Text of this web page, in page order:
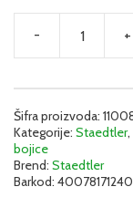
- +
Šifra proizvoda:
Kategorije: Staedtler,
bojice
Brend: Staedtler
Barkod: